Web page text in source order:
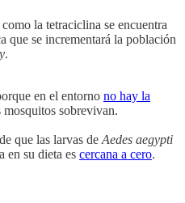
la tetraciclina se encuentra
que se incrementará la población
.
en el entorno no hay la
mosquitos sobrevivan.
que las larvas de Aedes aegypti
en su dieta es cercana a cero.